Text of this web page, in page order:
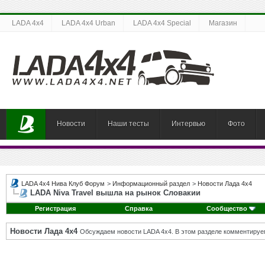
LADA 4x4 LADA 4x4 Urban LADA 4x4 Special Магазин
Новости Наши тесты Интервью Фото
LADA 4x4 Нива Клуб Форум > Информационный раздел > Новости Лада 4х4
LADA Niva Travel вышла на рынок Словакии
Регистрация Справка Сообщество
Новости Лада 4х4 Обсуждаем новости LADA 4x4. В этом разделе